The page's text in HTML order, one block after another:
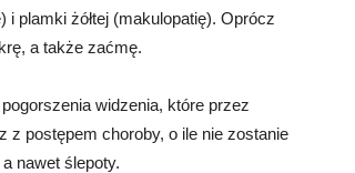
plamki żółtej (makulopatię). Oprócz
a także zaćmę.
widzenia, które przez
z postępem choroby, o ile nie zostanie
nawet ślepoty.